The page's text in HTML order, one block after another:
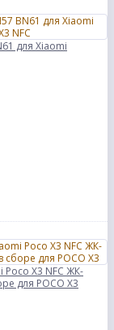
для Xiaomi
X3 NFC ЖК-
для POCO X3